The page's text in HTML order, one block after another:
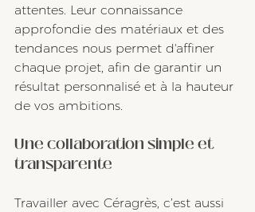
attentes. Leur connaissance
approfondie des matériaux et des
tendances nous permet d'affiner
chaque projet, afin de garantir un
résultat personnalisé et à la hauteur
de vos ambitions.
Une collaboration simple et
transparente
Travailler avec Céragrès, c’est aussi